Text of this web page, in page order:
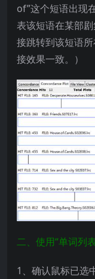
of”这个短语出现
表该短语在某部
接跳转到该短语
接效果一致。）
二、使用“单词列
1、确认鼠标已选